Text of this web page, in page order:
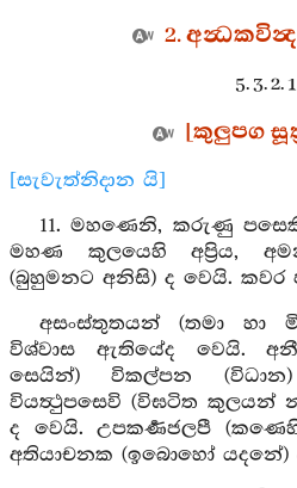
2.
5. 3. 2.
[කුලුපග
[සැවැත්නිදාන යි]
11. මහණෙනි, කරුණු
මහණ කුලයෙහි අප්‍රිය,
(බුහුමනට අනිසි) ද වෙයි.
අසංස්තුතයන් (තමා හා
විශ්වාස ඇතියේද වෙයි.
සෙයින්) විකල්පන
වියත්‍ථුපසෙවි (විඝටිත කුලයන්
ද වෙයි. උපකර්‍ණජලපී
අතියාචනක (ඉබොහෝ යදනේ)